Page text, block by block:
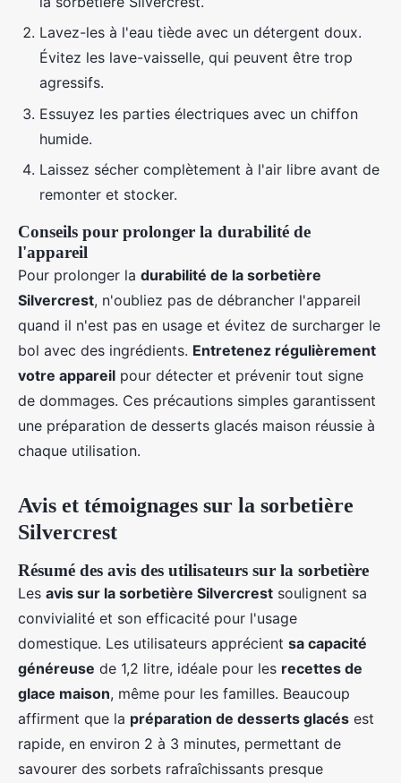
Lavez-les à l'eau tiède avec un détergent doux.
Évitez les lave-vaisselle, qui peuvent être trop
agressifs.
Essuyez les parties électriques avec un chiffon
humide.
Laissez sécher complètement à l'air libre avant de
remonter et stocker.
Conseils pour prolonger la durabilité de
l'appareil
Pour prolonger la durabilité de la sorbetière
Silvercrest, n'oubliez pas de débrancher l'appareil
quand il n'est pas en usage et évitez de surcharger le
bol avec des ingrédients. Entretenez régulièrement
votre appareil pour détecter et prévenir tout signe
de dommages. Ces précautions simples garantissent
une préparation de desserts glacés maison réussie à
chaque utilisation.
Avis et témoignages sur la sorbetière
Silvercrest
Résumé des avis des utilisateurs sur la sorbetière
Les avis sur la sorbetière Silvercrest soulignent sa
convivialité et son efficacité pour l'usage
domestique. Les utilisateurs apprécient sa capacité
généreuse de 1,2 litre, idéale pour les recettes de
glace maison, même pour les familles. Beaucoup
affirment que la préparation de desserts glacés est
rapide, en environ 2 à 3 minutes, permettant de
savourer des sorbets rafraîchissants presque